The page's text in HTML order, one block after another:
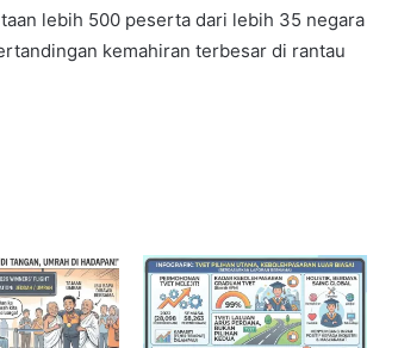
lebih 500 peserta dari lebih 35 negara
kemahiran terbesar di rantau
Itali Bakal Berdepan Gelombang Haba
Ekstrem Selama 10 Hari Lagi, Suhu
Mencecah 48°C